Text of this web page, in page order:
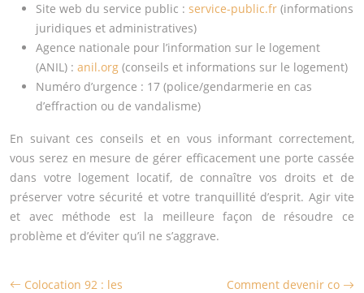
Site web du service public : service-public.fr (informations
juridiques et administratives)
Agence nationale pour l’information sur le logement
(ANIL) : anil.org (conseils et informations sur le logement)
Numéro d’urgence : 17 (police/gendarmerie en cas
d’effraction ou de vandalisme)
En suivant ces conseils et en vous informant correctement,
vous serez en mesure de gérer efficacement une porte cassée
dans votre logement locatif, de connaître vos droits et de
préserver votre sécurité et votre tranquillité d’esprit. Agir vite
et avec méthode est la meilleure façon de résoudre ce
problème et d’éviter qu’il ne s’aggrave.
Colocation 92 : les
Comment devenir co